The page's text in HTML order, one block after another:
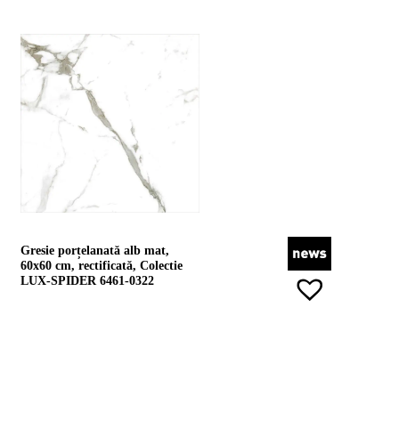
Gresie porțelanată alb mat,
60x60 cm, rectificată, Colectie
LUX-SPIDER 6461-0322